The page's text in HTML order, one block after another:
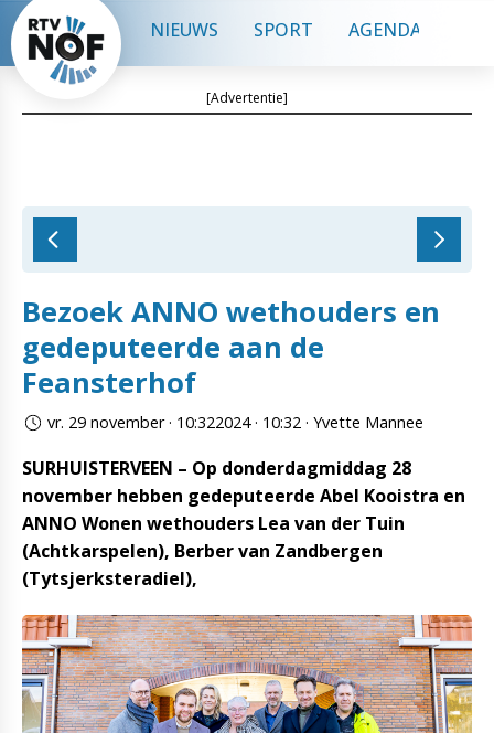
NIEUWS SPORT AGENDA
[Advertentie]
Bezoek ANNO wethouders en
gedeputeerde aan de
Feansterhof
vr. 29 november · 10:322024 · 10:32 · Yvette Mannee
SURHUISTERVEEN – Op donderdagmiddag 28
november hebben gedeputeerde Abel Kooistra en
ANNO Wonen wethouders Lea van der Tuin
(Achtkarspelen), Berber van Zandbergen
(Tytsjerksteradiel),